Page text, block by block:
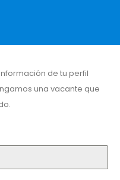
de tu perfil
una vacante que